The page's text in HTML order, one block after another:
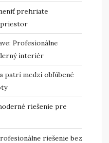
prehriate
Profesionálne
interiér
patrí medzi obľúbené
riešenie pre
riešenie bez